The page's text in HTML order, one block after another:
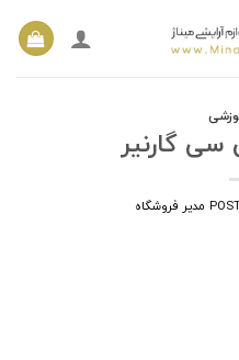
گارنیر
مدیر فروشگاه